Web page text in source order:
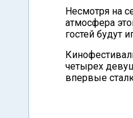
Несмотря на
атмосфера
гостей будут
четырех
впервые